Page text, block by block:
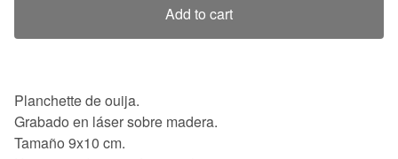
Add to cart
Planchette de ouija.
Grabado en láser sobre madera.
Tamaño 9x10 cm.